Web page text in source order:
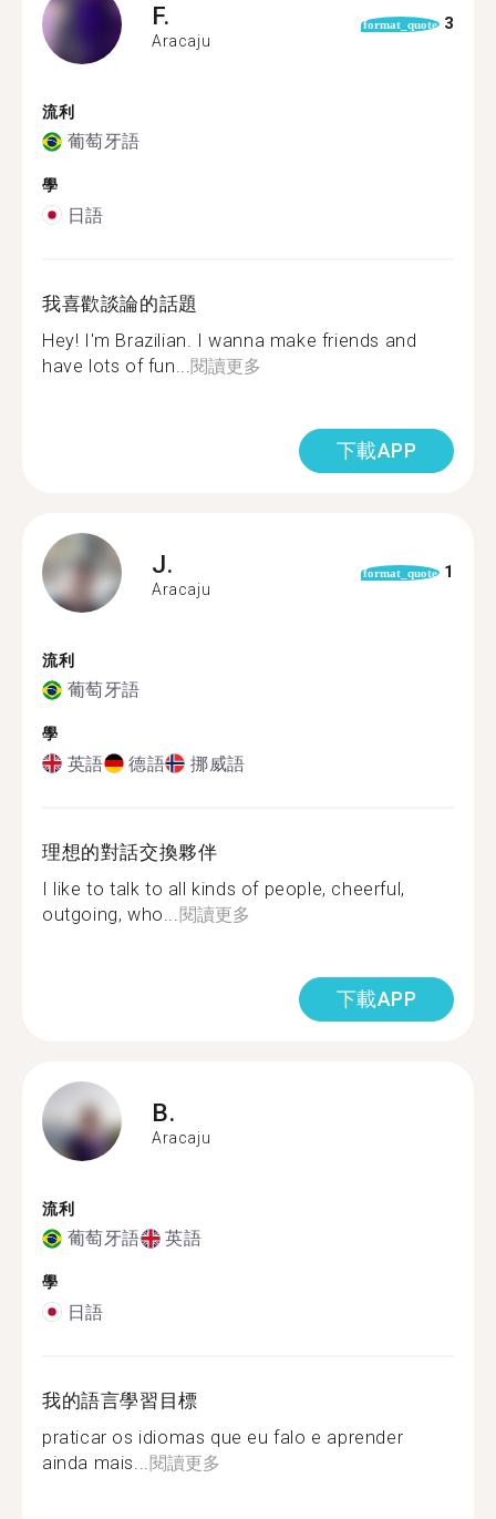
F.
Aracaju
format_quote 3
流利
葡萄牙語
學
日語
我喜歡談論的話題
Hey! I'm Brazilian. I wanna make friends and
have lots of fun... 閱讀更多
下載APP
J.
Aracaju
format_quote 1
流利
葡萄牙語
學
英語 德語 挪威語
理想的對話交換夥伴
I like to talk to all kinds of people, cheerful,
outgoing, who... 閱讀更多
下載APP
B.
Aracaju
流利
葡萄牙語 英語
學
日語
我的語言學習目標
praticar os idiomas que eu falo e aprender
ainda mais... 閱讀更多